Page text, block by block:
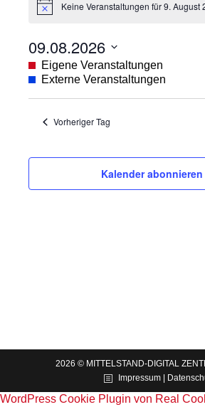
für
August
2026
HinweisKeine Veranstaltungen für 9. August
09.08.2026
Datum
wählen.
Eigene Veranstaltungen
Externe Veranstaltungen
Vorheriger Tag
Kalender abonnieren
2026 © MITTELSTAND-DIGITAL
Impressum |
WordPress Cookie Plugin von Real